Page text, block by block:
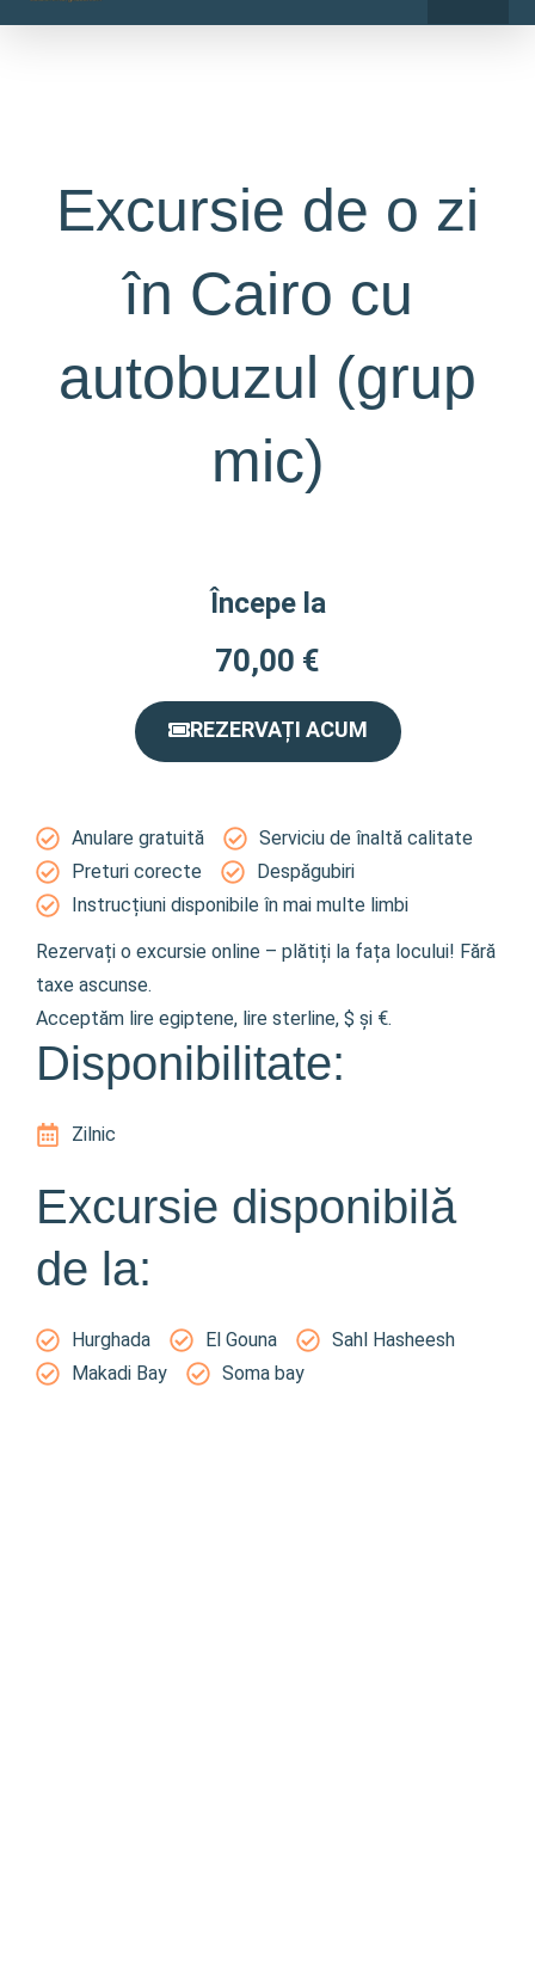
k
a
Excursie de o zi
în Cairo cu
autobuzul (grup
mic)
Începe la
70,00 €
REZERVAȚI ACUM
Anulare gratuită
Serviciu de înaltă calitate
Preturi corecte
Despăgubiri
Instrucțiuni disponibile în mai multe limbi
Rezervați o excursie online – plătiți la fața locului! Fără
taxe ascunse.
Acceptăm lire egiptene, lire sterline, $ și €.
Disponibilitate:
Zilnic
Excursie disponibilă
de la:
Hurghada El Gouna
Sahl Hasheesh
Makadi Bay
Soma bay